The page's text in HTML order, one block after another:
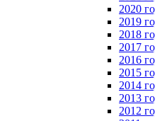
2020
2019
2018
2017
2016
2015
2014
2013
2012